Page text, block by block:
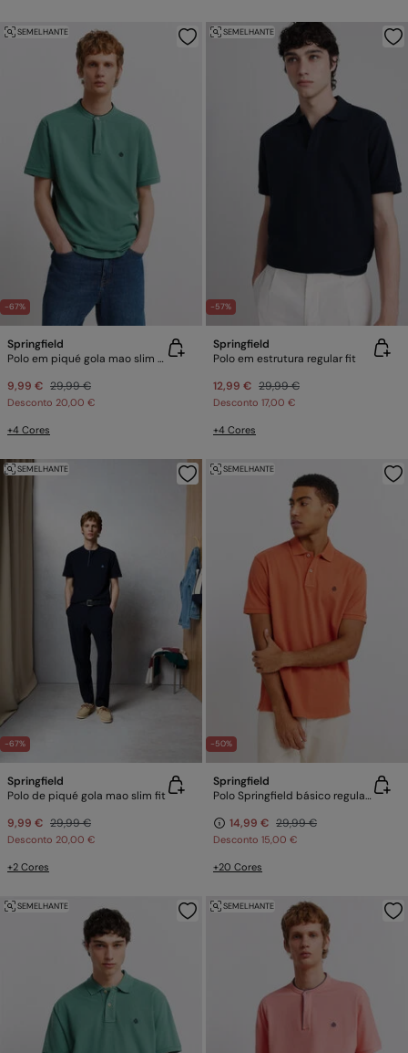
-67%
SEMELHANTE
Springfield
Polo em piqué gola mao slim fit
9,99 € 29,99 €
Desconto 20,00 €
+4 Cores
-57%
SEMELHANTE
Springfield
Polo em estrutura regular fit
12,99 € 29,99 €
Desconto 17,00 €
+4 Cores
-67%
SEMELHANTE
Springfield
Polo de piqué gola mao slim fit
9,99 € 29,99 €
Desconto 20,00 €
+2 Cores
-50%
SEMELHANTE
Springfield
Polo Springfield básico regular fit
14,99 € 29,99 €
Desconto 15,00 €
+20 Cores
SEMELHANTE SEMELHANTE